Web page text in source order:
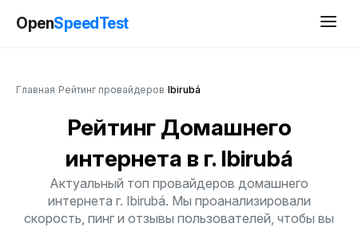
OpenSpeedTest
Главная Рейтинг провайдеров Ibirubá
Рейтинг Домашнего
интернета в г. Ibirubá
Актуальный топ провайдеров домашнего
интернета г. Ibirubá. Мы проанализировали
скорость, пинг и отзывы пользователей, чтобы вы